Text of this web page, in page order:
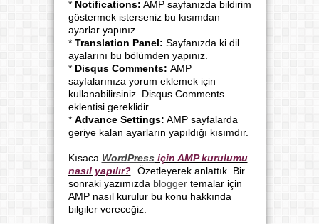
* Notifications: AMP sayfanızda bildirim
göstermek isterseniz bu kısımdan
ayarlar yapınız.
* Translation Panel: Sayfanızda ki dil
ayalarını bu bölümden yapınız.
* Disqus Comments: AMP
sayfalarınıza yorum eklemek için
kullanabilirsiniz. Disqus Comments
eklentisi gereklidir.
* Advance Settings: AMP sayfalarda
geriye kalan ayarların yapıldığı kısımdır.
Kısaca WordPressiçin AMP kurulumu
nasıl yapılır? Özetleyerek anlattık. Bir
sonraki yazımızda blogger temalar için
AMP nasıl kurulur bu konu hakkında
bilgiler vereceğiz.